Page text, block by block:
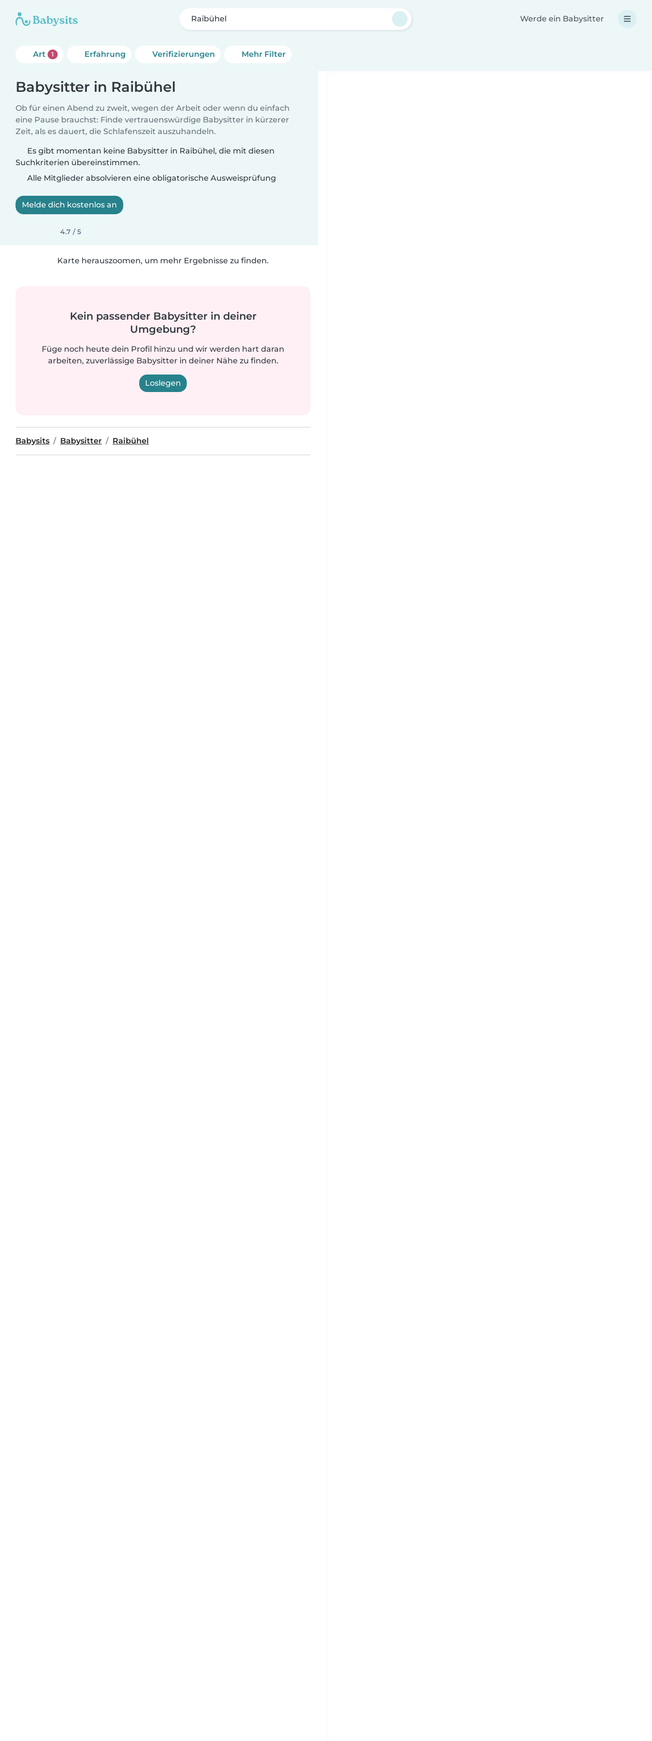
Raibühel Werde ein Babysitter
Art 1 Erfahrung Verifizierungen Mehr Filter
Babysitter in Raibühel
Ob für einen Abend zu zweit, wegen der Arbeit oder wenn du einfach
eine Pause brauchst: Finde vertrauenswürdige Babysitter in kürzerer
Zeit, als es dauert, die Schlafenszeit auszuhandeln.
Es gibt momentan keine Babysitter in Raibühel, die mit diesen
Suchkriterien übereinstimmen.
Alle Mitglieder absolvieren eine obligatorische Ausweisprüfung
Melde dich kostenlos an
4.7 / 5
Karte herauszoomen, um mehr Ergebnisse zu finden.
Kein passender Babysitter in deiner
Umgebung?
Füge noch heute dein Profil hinzu und wir werden hart daran
arbeiten, zuverlässige Babysitter in deiner Nähe zu finden.
Loslegen
Babysits Babysitter Raibühel